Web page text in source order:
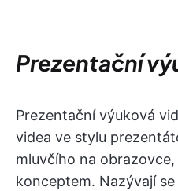
Prezentační
Prezentační výuková
videa ve stylu
mluvčího na
konceptem. Nazývají